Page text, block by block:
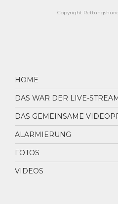
Copyright
Sidebar
HOME
DAS WAR DER LIVE-
DAS GEMEINSAME
ALARMIERUNG
FOTOS
VIDEOS